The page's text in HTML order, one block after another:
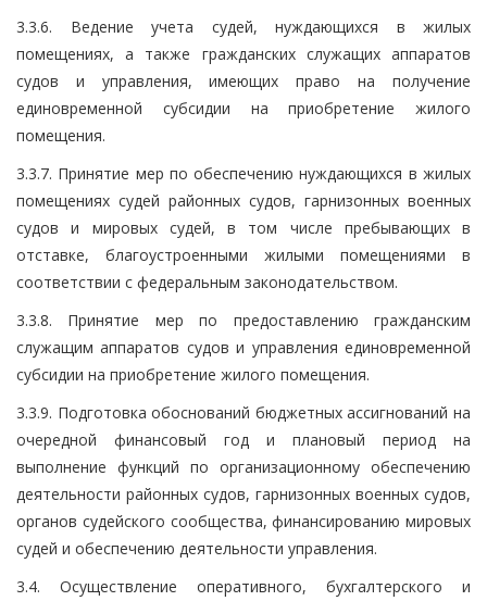
3.3.6. Ведение учета судей, нуждающихся в жилых
помещениях, а также гражданских служащих аппаратов
судов и управления, имеющих право на получение
единовременной субсидии на приобретение жилого
помещения.
3.3.7. Принятие мер по обеспечению нуждающихся в жилых
помещениях судей районных судов, гарнизонных военных
судов и мировых судей, в том числе пребывающих в
отставке, благоустроенными жилыми помещениями в
соответствии с федеральным законодательством.
3.3.8. Принятие мер по предоставлению гражданским
служащим аппаратов судов и управления единовременной
субсидии на приобретение жилого помещения.
3.3.9. Подготовка обоснований бюджетных ассигнований на
очередной финансовый год и плановый период на
выполнение функций по организационному обеспечению
деятельности районных судов, гарнизонных военных судов,
органов судейского сообщества, финансированию мировых
судей и обеспечению деятельности управления.
3.4. Осуществление оперативного, бухгалтерского и